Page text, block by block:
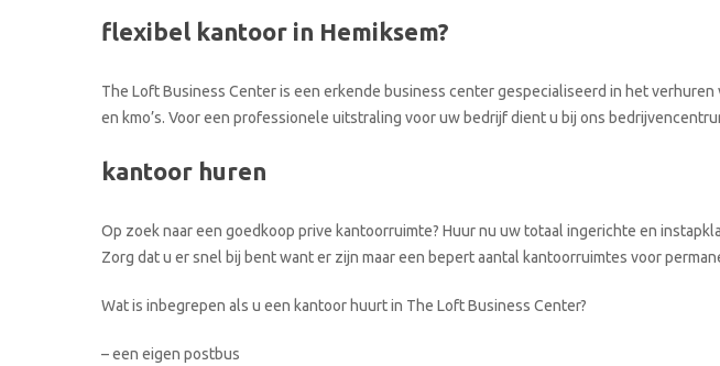
flexibel kantoor in Hemiksem?
The Loft Business Center is een erkende business center gespecialiseerd in het
en kmo’s. Voor een professionele uitstraling voor uw bedrijf dient u bij ons
kantoor huren
Op zoek naar een goedkoop prive kantoorruimte? Huur nu uw totaal ingerichte en
Zorg dat u er snel bij bent want er zijn maar een bepert aantal kantoorruimtes voor
Wat is inbegrepen als u een kantoor huurt in The Loft Business Center?
– een eigen postbus